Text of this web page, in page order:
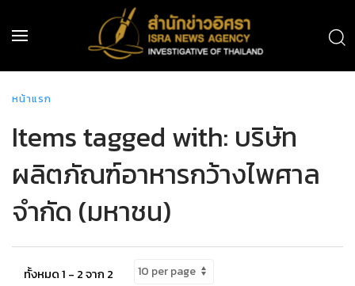
หน้าแรก
Items tagged with: บริษัท
ผลิตภัณฑ์อาหารกว้างไพศาล
จำกัด (มหาชน)
ทั้งหมด 1 - 2 จาก 2